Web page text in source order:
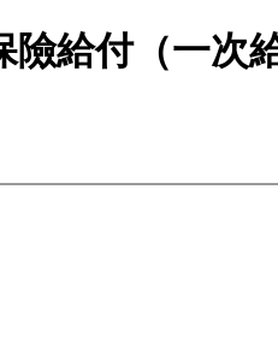
險給付（一次